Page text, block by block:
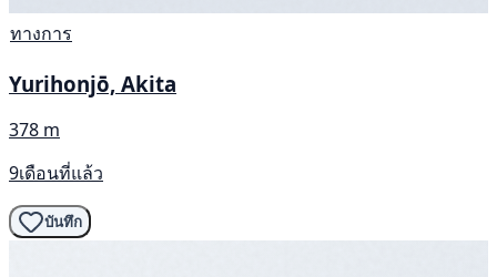
ทางการ
Yurihonjō, Akita
378 m
9เดือนที่แล้ว
บันทึก